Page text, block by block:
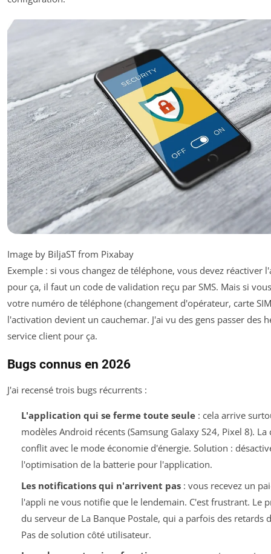
Image by BiljaST from Pixabay
Exemple : si vous changez de téléphone, vous devez réactiver
pour ça, il faut un code de validation reçu par SMS. Mais si
votre numéro de téléphone (changement d'opérateur, carte
l'activation devient un cauchemar. J'ai vu des gens passer des
service client pour ça.
Bugs connus en 2026
J'ai recensé trois bugs récurrents :
L'application qui se ferme toute seule: cela arrive
modèles Android récents (Samsung Galaxy S24, Pixel 8). La
conflit avec le mode économie d'énergie. Solution :
l'optimisation de la batterie pour l'application.
Les notifications qui n'arrivent pas: vous recevez un
l'appli ne vous notifie que le lendemain. C'est frustrant. Le
du serveur de La Banque Postale, qui a parfois des retards
Pas de solution côté utilisateur.